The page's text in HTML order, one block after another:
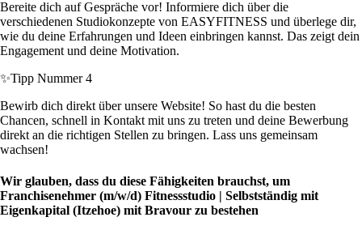
Bereite dich auf Gespräche vor! Informiere dich über die
verschiedenen Studiokonzepte von EASYFITNESS und überlege dir,
wie du deine Erfahrungen und Ideen einbringen kannst. Das zeigt dein
Engagement und deine Motivation.
✨Tipp Nummer 4
Bewirb dich direkt über unsere Website! So hast du die besten
Chancen, schnell in Kontakt mit uns zu treten und deine Bewerbung
direkt an die richtigen Stellen zu bringen. Lass uns gemeinsam
wachsen!
Wir glauben, dass du diese Fähigkeiten brauchst, um
Franchisenehmer (m/w/d) Fitnessstudio | Selbstständig mit
Eigenkapital (Itzehoe) mit Bravour zu bestehen